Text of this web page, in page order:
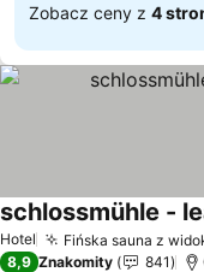
Zobacz ceny z 4
Hotel Fińska sauna z
schlossmühle -
8,9 Znakomity 841